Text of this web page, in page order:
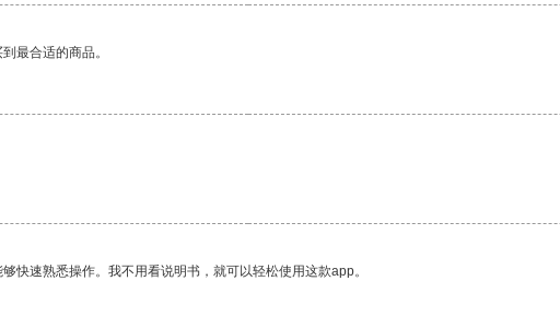
最合适的商品。
快速熟悉操作。我不用看说明书，就可以轻松使用这款app。